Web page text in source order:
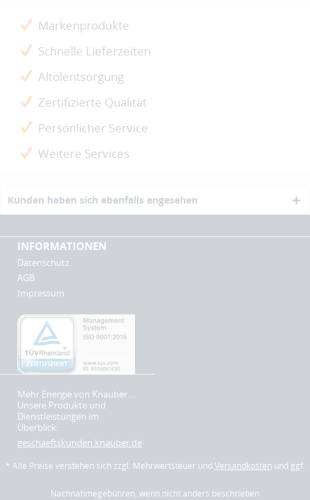
Markenprodukte
Schnelle Lieferzeiten
Altölentsorgung
Zertifizierte Qualität
Persönlicher Service
Weitere Services
Kunden haben sich ebenfalls angesehen
INFORMATIONEN
Datenschutz
AGB
Impressum
Mehr Energie von Knauber…
Unsere Produkte und
Dienstleistungen im
Überblick:
geschaeftskunden.knauber.de
* Alle Preise verstehen sich zzgl. Mehrwertsteuer und Versandkosten und ggf.
Nachnahmegebühren, wenn nicht anders beschrieben